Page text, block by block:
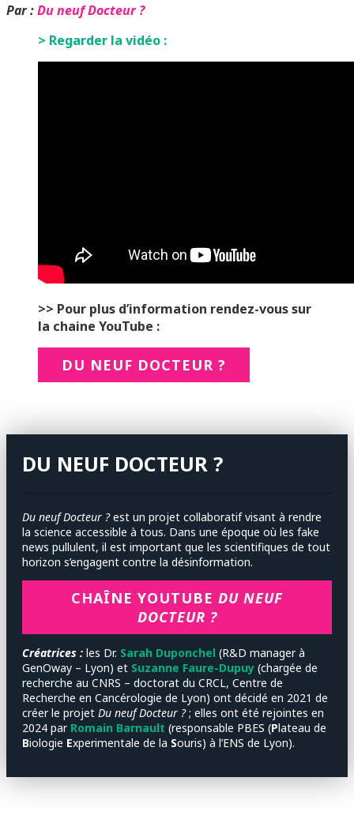
Par :Du neuf Docteur ?
> Regarder la vidéo :
>> Pour plus d’information rendez-vous sur
la chaine YouTube :
DU NEUF DOCTEUR ?
DU NEUF DOCTEUR ?
Du neuf Docteur ?est un projet collaboratif visant à rendre
la science accessible à tous. Dans une époque où les fake
news pullulent, il est important que les scientifiques de tout
horizon s’engagent contre la désinformation.
CHAÎNE YOUTUBE DU NEUF
DOCTEUR ?
Créatrices : les Dr. Sarah Duponchel (R&D manager à
GenOway – Lyon) et Suzanne Faure-Dupuy (chargée de
recherche au CNRS – doctorat du CRCL, Centre de
Recherche en Cancérologie de Lyon) ont décidé en 2021 de
créer le projet Du neuf Docteur ?; elles ont été rejointes en
2024 parRomain Barnault (responsable PBES (Plateau de
Biologie Experimentale de la Souris) à l’ENS de Lyon).